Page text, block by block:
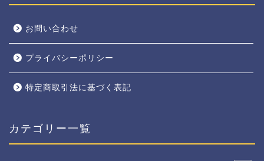
お問い合わせ
プライバシーポリシー
特定商取引法に基づく表記
カテゴリー一覧